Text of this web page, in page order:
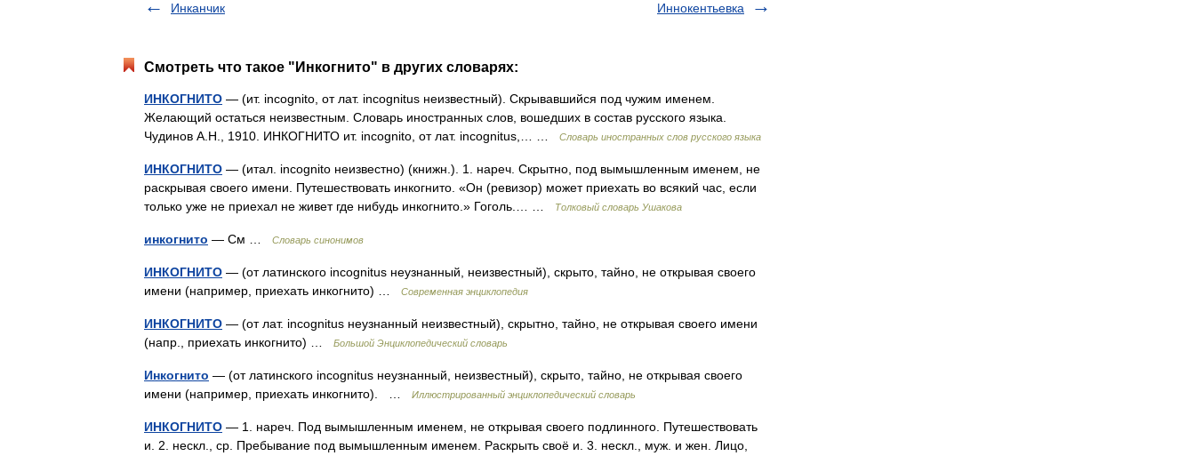
Инканчик Иннокентьевка
Смотреть что такое "Инкогнито" в других словарях:
ИНКОГНИТО — (ит. incognito, от лат. incognitus неизвестный). Скрывавшийся под чужим именем.
Желающий остаться неизвестным. Словарь иностранных слов, вошедших в состав русского языка.
Чудинов А.Н., 1910. ИНКОГНИТО ит. incognito, от лат. incognitus,… …
Словарь иностранных слов русского языка
ИНКОГНИТО — (итал. incognito неизвестно) (книжн.). 1. нареч. Скрытно, под вымышленным именем, не
раскрывая своего имени. Путешествовать инкогнито. «Он (ревизор) может приехать во всякий час, если
только уже не приехал не живет где нибудь инкогнито.» Гоголь.… …
Толковый словарь Ушакова
инкогнито — См … Словарь синонимов
ИНКОГНИТО — (от латинского incognitus неузнанный, неизвестный), скрыто, тайно, не открывая своего
имени (например, приехать инкогнито) …
Современная энциклопедия
ИНКОГНИТО — (от лат. incognitus неузнанный неизвестный), скрытно, тайно, не открывая своего имени
(напр., приехать инкогнито) …
Большой Энциклопедический словарь
Инкогнито — (от латинского incognitus неузнанный, неизвестный), скрыто, тайно, не открывая своего
имени (например, приехать инкогнито). …
Иллюстрированный энциклопедический словарь
ИНКОГНИТО — 1. нареч. Под вымышленным именем, не открывая своего подлинного. Путешествовать
и. 2. нескл., ср. Пребывание под вымышленным именем. Раскрыть своё и. 3. нескл., муж. и жен. Лицо,